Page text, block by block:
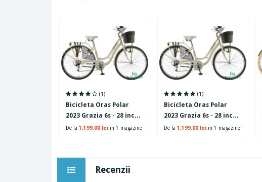
(1)
Bicicleta Oras Polar
2023 Grazia 6s - 28 inch,
L, Alb
De la 1,199.00 lei in 1 magazine
(1)
Bicicleta Oras Polar
2023 Grazia 6s - 28 inch,
M, Alb
De la 1,199.00 lei in 1 magazine
Recenzii